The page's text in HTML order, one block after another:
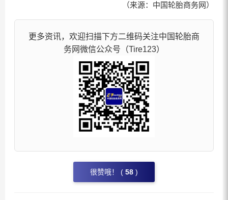
（来源：中国轮胎商务网）
更多资讯，欢迎扫描下方二维码关注中国轮胎商
务网微信公众号（Tire123）
很赞哦！ ( 58 )